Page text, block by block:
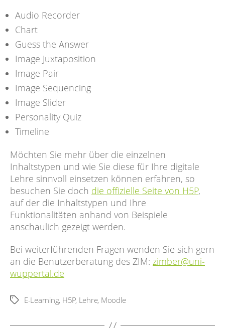
Audio Recorder
Chart
Guess the Answer
Image Juxtaposition
Image Pair
Image Sequencing
Image Slider
Personality Quiz
Timeline
Möchten Sie mehr über die einzelnen
Inhaltstypen und wie Sie diese für Ihre digitale
Lehre sinnvoll einsetzen können erfahren, so
besuchen Sie doch die offizielle Seite von H5P,
auf der die Inhaltstypen und Ihre
Funktionalitäten anhand von Beispiele
anschaulich gezeigt werden.
Bei weiterführenden Fragen wenden Sie sich gern
an die Benutzerberatung des ZIM: zimber@uni-
wuppertal.de
Schlagwörter
E-Learning, H5P, Lehre, Moodle